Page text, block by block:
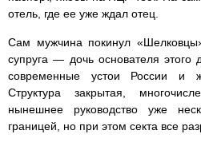
отель, где ее уже ждал отец.
Сам мужчина покинул
супруга — дочь основателя этого
современные устои России и
Структура закрытая,
нынешнее руководство уже
границей, но при этом секта все